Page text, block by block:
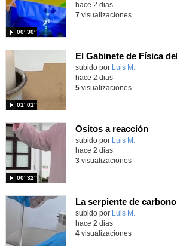
00′ 30″
hace 2 dias
7visualizaciones
Contenido educativo.
subido por Luis M.
01′ 01″
hace 2 dias
5visualizaciones
Ositos a reacción
Contenido educativo.
subido por Luis M.
00′ 32″
hace 2 dias
3visualizaciones
La serpiente de carbono
Contenido educativo.
subido por Luis M.
hace 2 dias
4visualizaciones